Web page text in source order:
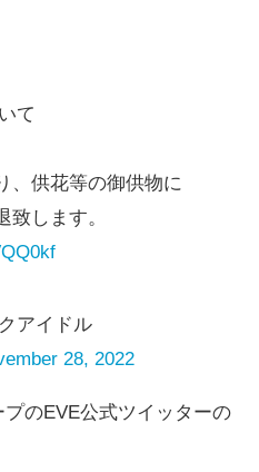
て
、供花等の御供物に
します。
アイドル
28, 2022
のEVE公式ツイッターの